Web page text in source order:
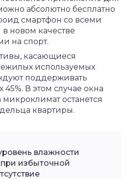
абсолютно бесплатно
смартфон со всеми
новом качестве
на спорт.
касающиеся
используемых
поддерживать
В этом случае окна
микроклимат останется
квартиры.
влажности
при избыточной